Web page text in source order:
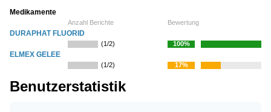
Medikamente
Anzahl Berichte Bewertung
DURAPHAT FLUORID
(1/2) 100%
ELMEX GELEE
(1/2) 17%
Benutzerstatistik